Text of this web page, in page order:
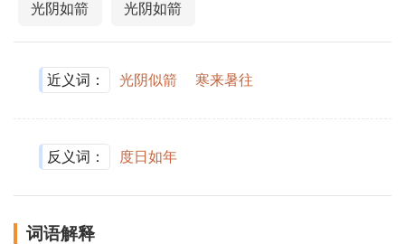
光阴如箭 光阴如箭
近义词： 光阴似箭 寒来暑往
反义词： 度日如年
词语解释